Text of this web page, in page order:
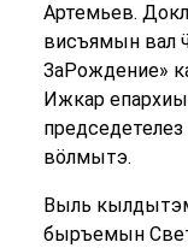
Артемьев.
висъямын вал
ЗаРождение»
Ижкар
вӧлмытэ.
Выль
быръемын